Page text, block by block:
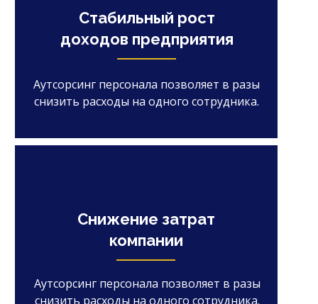
Снижение затрат
компании
Аутсорсинг персонала позволяет в разы
снизить расходы на одного сотрудника.
Стабильный рост
доходов предприятия
Аутсорсинг персонала позволяет в разы
снизить расходы на одного сотрудника.